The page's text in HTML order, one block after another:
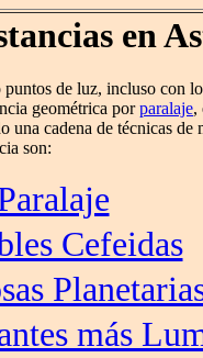
en
de luz, incluso con
geométrica porparalaje,
una cadena de técnicas
son:
Cefeidas
más